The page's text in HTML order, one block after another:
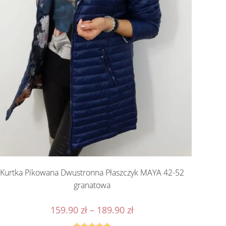
Kurtka Pikowana Dwustronna Płaszczyk MAYA 42-52
granatowa
159.90zł – 189.90złZakres